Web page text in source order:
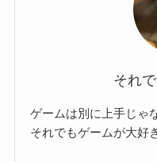
それ
ゲームは別に上手じゃ
それでもゲームが大好